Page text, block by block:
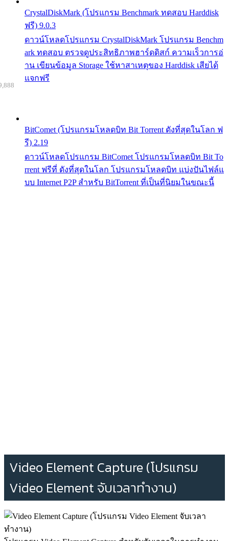
CrystalDiskMark (โปรแกรม Benchmark ทดสอบ Harddisk
ฟรี) 9.0.3
ดาวน์โหลดโปรแกรม CrystalDiskMark โปรแกรม Benchm
ark ทดสอบ ตรวจดูประสิทธิภาพฮาร์ดดิสก์ ความเร็วการอ่
าน เขียนข้อมูล Storage ใช้หาสาเหตุของ Harddisk เสียได้
แจกฟรี
BitComet (โปรแกรมโหลดบิท Bit Torrent ดังที่สุดในโลก ฟ
รี) 2.19
ดาวน์โหลดโปรแกรม BitComet โปรแกรมโหลดบิท Bit To
rrent ฟรีที่ ดังที่สุดในโลก โปรแกรมโหลดบิท แบ่งปันไฟล์แ
บบ Internet P2P สำหรับ BitTorrent ที่เป็นที่นิยมในขณะนี้
Video Element Capture (โปรแกรม
Video Element จับเวลาทำงาน)